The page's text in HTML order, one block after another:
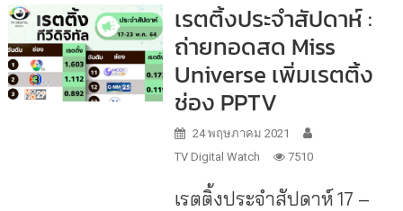
เรตติ้งประจำสัปดาห์ :
ถ่ายทอดสด Miss
Universe เพิ่มเรตติ้ง
ช่อง PPTV
24 พฤษภาคม 2021
TV Digital Watch
7510
เรตติ้งประจำสัปดาห์ 17 –